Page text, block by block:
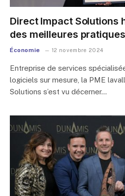
Direct Impact Solutions
des meilleures
Économie 12 novembre 2024
Entreprise de services
logiciels sur mesure, la PME
Solutions s’est vu décerner…